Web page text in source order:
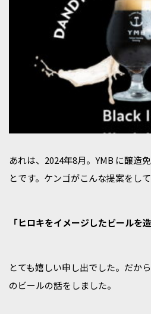
あれは、2024年8月。YMB に醸造
とです。ケンゴがこんな提案をして
「ヒロキをイメージしたビールを
とても嬉しい申し出でした。だか
のビールの話をしました。